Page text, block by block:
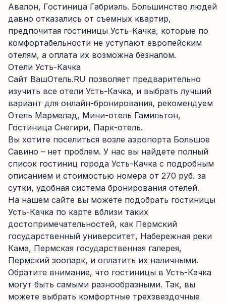
Авалон, Гостиница Габриэль. Большинство людей
давно отказались от съемных квартир,
предпочитая гостиницы Усть-Качка, которые по
комфортабельности не уступают европейским
отелям, а оплата их возможна безналом.
Отели Усть-Качка
Сайт ВашОтель.RU позволяет предварительно
изучить все отели Усть-Качка, и выбрать лучший
вариант для онлайн-бронирования, рекомендуем
Отель Мармелад, Мини-отель Гамильтон,
Гостиница Снегири, Парк-отель.
Вы хотите поселиться возле аэропорта Большое
Савино – нет проблем. У нас вы найдете полный
список гостиниц города Усть-Качка с подробным
описанием и стоимостью номера от 270 руб. за
сутки, удобная система бронирования отелей.
На нашем сайте вы можете подобрать гостиницы
Усть-Качка по карте вблизи таких
достопримечательностей, как Пермский
государственный университет, Набережная реки
Кама, Пермская государственная галерея,
Пермский зоопарк, и оплатить их наличными.
Обратите внимание, что гостиницы в Усть-Качка
могут быть самыми разнообразными. Так, вы
можете выбрать комфортные трехзвездочные